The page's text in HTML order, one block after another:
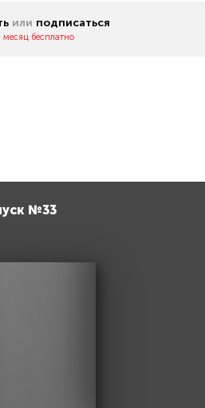
или подписаться
месяц бесплатно
№33